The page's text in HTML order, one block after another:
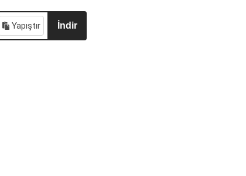
Yapıştır İndir